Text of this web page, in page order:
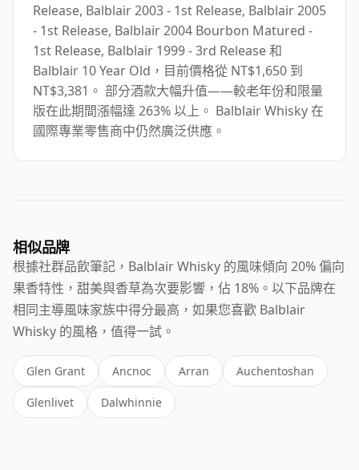
Release, Balblair 2003 - 1st Release, Balblair 2005
- 1st Release, Balblair 2004 Bourbon Matured -
1st Release, Balblair 1999 - 3rd Release 和
Balblair 10 Year Old，目前價格從 NT$1,650 到
NT$3,381。 部分酒款大幅升值——較老年份和限量
版在此期間漲幅達 263% 以上。 Balblair Whisky 在
國際專業零售商中仍然廣泛供應。
相似品牌
根據社群品飲筆記，Balblair Whisky 的風味傾向 20% 偏向
果香特性，甜美與香草為次要影響，佔 18%。以下品牌在
相同主導風味家族中得分最高，如果您喜歡 Balblair
Whisky 的風格，值得一試。
Glen Grant Ancnoc Arran Auchentoshan
Glenlivet Dalwhinnie